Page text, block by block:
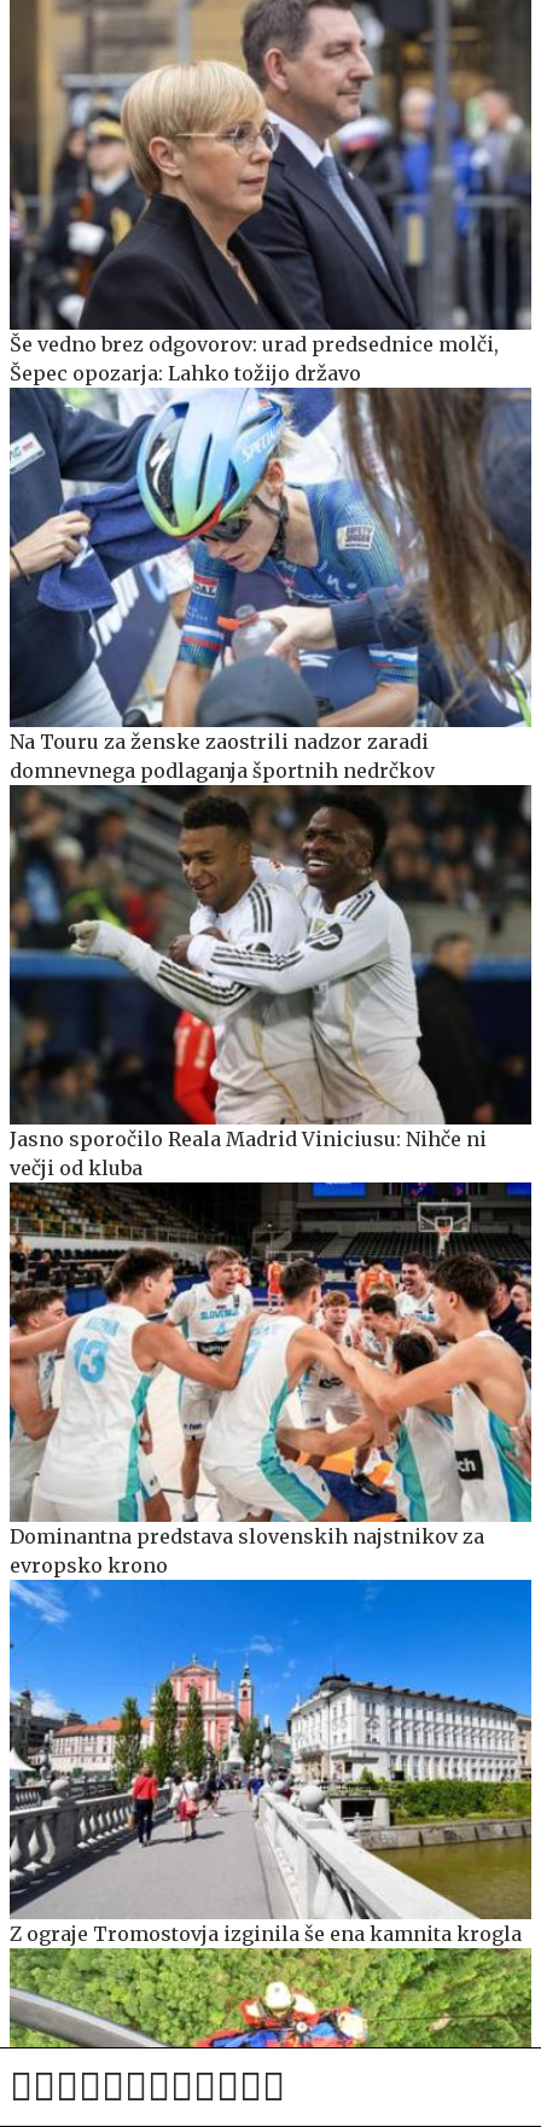
Še vedno brez odgovorov: urad predsednice molči,
Šepec opozarja: Lahko tožijo državo
Na Touru za ženske zaostrili nadzor zaradi
domnevnega podlaganja športnih nedrčkov
Jasno sporočilo Reala Madrid Viniciusu: Nihče ni
večji od kluba
Dominantna predstava slovenskih najstnikov za
evropsko krono
Z ograje Tromostovja izginila še ena kamnita krogla